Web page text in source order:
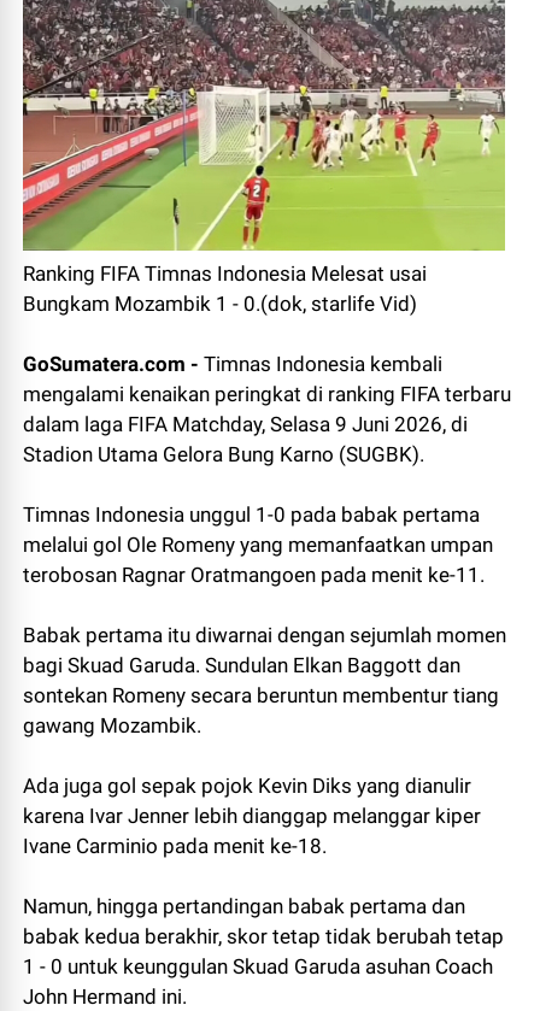
Ranking FIFA Timnas Indonesia Melesat usai
Bungkam Mozambik 1 - 0.(dok, starlife Vid)
GoSumatera.com -Timnas Indonesia kembali
mengalami kenaikan peringkat di ranking FIFA terbaru
dalam laga FIFA Matchday, Selasa 9 Juni 2026,di
Stadion Utama Gelora Bung Karno (SUGBK).
Timnas Indonesia unggul 1-0 pada babak pertama
melalui gol Ole Romeny yang memanfaatkan umpan
terobosan Ragnar Oratmangoen pada menit ke-11.
Babak pertama itu diwarnai dengan sejumlah momen
bagi Skuad Garuda. Sundulan Elkan Baggott dan
sontekan Romeny secara beruntun membentur tiang
gawang Mozambik.
Ada juga gol sepak pojok Kevin Diks yang dianulir
karena Ivar Jenner lebih dianggap melanggar kiper
Ivane Carminio pada menit ke-18.
Namun, hingga pertandingan babak pertama dan
babak kedua berakhir, skor tetap tidak berubah tetap
1 - 0 untuk keunggulan Skuad Garuda asuhan Coach
John Hermand ini.